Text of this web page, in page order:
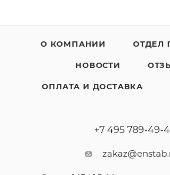
О КОМПАНИИ ОТДЕЛ
НОВОСТИ
ОПЛАТА И ДОСТАВКА
+7 495 789-49-